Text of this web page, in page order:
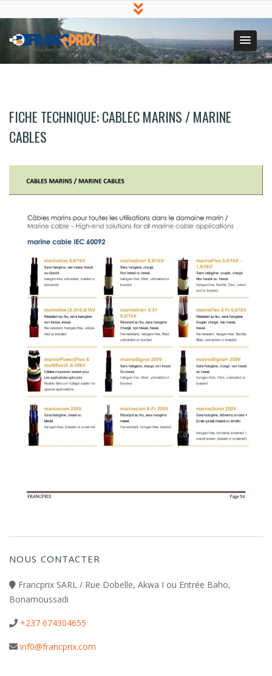
Francprix
Production et
FICHE TECHNIQUE: CABLEC MARINS / MARINE
CABLES
NOUS CONTACTER
Francprix SARL / Rue Dobelle, Akwa I ou Entrée Baho,
Bonamoussadi
+237 674304655
inf0@francprix.com